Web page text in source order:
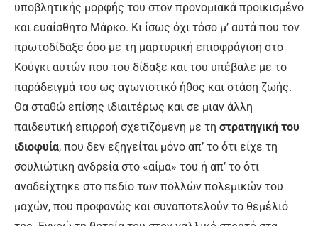
υποβλητικής μορφής του στον προνομιακά προικισμένο
και ευαίσθητο Μάρκο. Κι ίσως όχι τόσο μ’ αυτά που τον
πρωτοδίδαξε όσο με τη μαρτυρική επισφράγιση στο
Κούγκι αυτών που του δίδαξε και του υπέβαλε με το
παράδειγμά του ως αγωνιστικό ήθος και στάση ζωής.
Θα σταθώ επίσης ιδιαιτέρως και σε μιαν άλλη
παιδευτική επιρροή σχετιζόμενη με τη στρατηγική του
ιδιοφυία, που δεν εξηγείται μόνο απ’ το ότι είχε τη
σουλιώτικη ανδρεία στο «αίμα» του ή απ’ το ότι
αναδείχτηκε στο πεδίο των πολλών πολεμικών του
μαχών, που προφανώς και συναποτελούν το θεμέλιό